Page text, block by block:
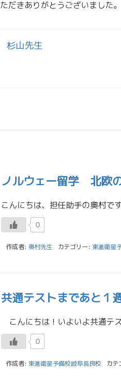
だきありがとうございました。
杉山先生
ノルウェー留学 北欧
0
作成者: 奥村先生 カテゴリー: 東進衛星
共通テストまであと１
0
作成者: 東進衛星予備校岐阜長良校 カテ